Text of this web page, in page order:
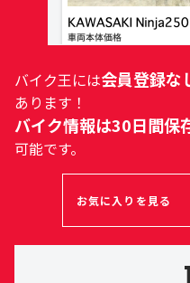
バイク王には会員登録な
あります！
バイク情報は30日間保
可能です。
お気に入りを見る